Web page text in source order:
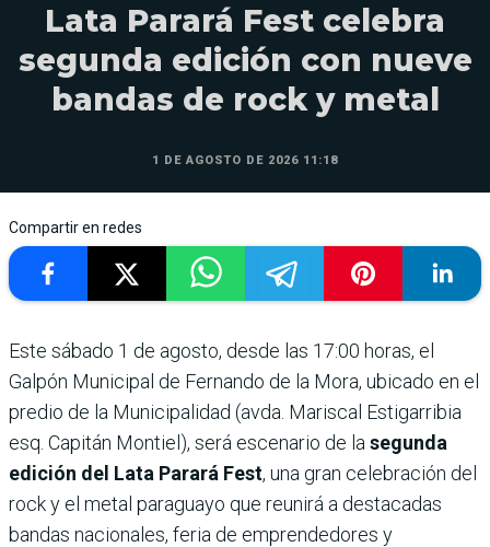
Lata Parará Fest celebra
segunda edición con nueve
bandas de rock y metal
1 DE AGOSTO DE 2026 11:18
Compartir en redes
Este sábado 1 de agosto, desde las 17:00 horas, el
Galpón Municipal de Fernando de la Mora, ubicado en el
predio de la Municipalidad (avda. Mariscal Estigarribia
esq. Capitán Montiel), será escenario de la segunda
edición del Lata Parará Fest, una gran celebración del
rock y el metal paraguayo que reunirá a destacadas
bandas nacionales, feria de emprendedores y